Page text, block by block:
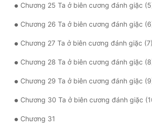
Võng Du
Xuyên Không
Xuyên Nhanh
Xuyên Sách
Xuyên Thư
Điền Văn
Chương 25 Ta ở biên cương đánh giặc
Chương 26 Ta ở biên cương đánh giặc
Chương 27 Ta ở biên cương đánh giặc (7)
Chương 28 Ta ở biên cương đánh giặc
Chương 29 Ta ở biên cương đánh giặc
Chương 30 Ta ở biên cương đánh giặc
Chương 31